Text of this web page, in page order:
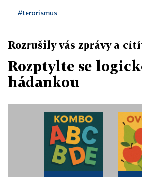
#terorismus
Rozrušily vás zprávy a
Rozptylte se
hádankou